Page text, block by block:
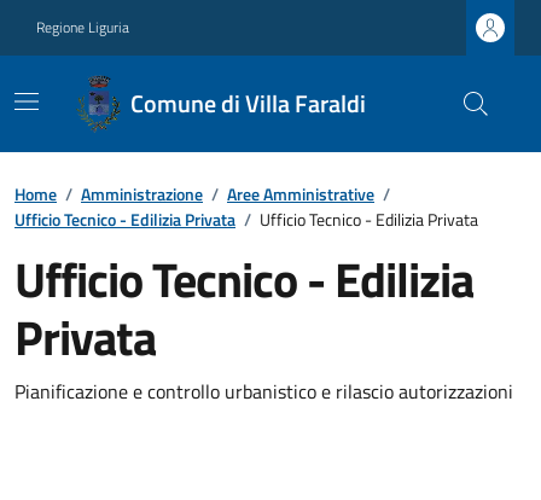
Regione Liguria
Comune di Villa Faraldi
Home / Amministrazione / Aree Amministrative /
Ufficio Tecnico - Edilizia Privata / Ufficio Tecnico - Edilizia Privata
Ufficio Tecnico - Edilizia
Privata
Pianificazione e controllo urbanistico e rilascio autorizzazioni